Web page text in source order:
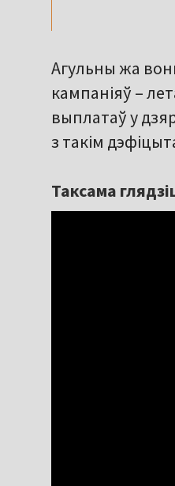
Агульны жа
кампаніяў –
выплатаў у
з такім
Таксама